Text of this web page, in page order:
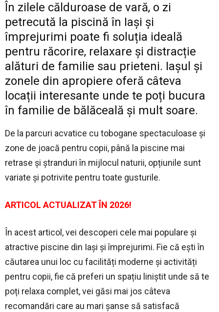
În zilele călduroase de vară, o zi
petrecută la piscină în Iași și
împrejurimi poate fi soluția ideală
pentru răcorire, relaxare și distracție
alături de familie sau prieteni. Iașul și
zonele din apropiere oferă câteva
locații interesante unde te poți bucura
în familie de bălăceală și mult soare.
De la parcuri acvatice cu tobogane spectaculoase și
zone de joacă pentru copii, până la piscine mai
retrase și ștranduri în mijlocul naturii, opțiunile sunt
variate și potrivite pentru toate gusturile.
ARTICOL ACTUALIZAT ÎN 2026!
În acest articol, vei descoperi cele mai populare și
atractive piscine din Iași și împrejurimi. Fie că ești în
căutarea unui loc cu facilități moderne și activități
pentru copii, fie că preferi un spațiu liniștit unde să te
poți relaxa complet, vei găsi mai jos câteva
recomandări care au mari șanse să satisfacă